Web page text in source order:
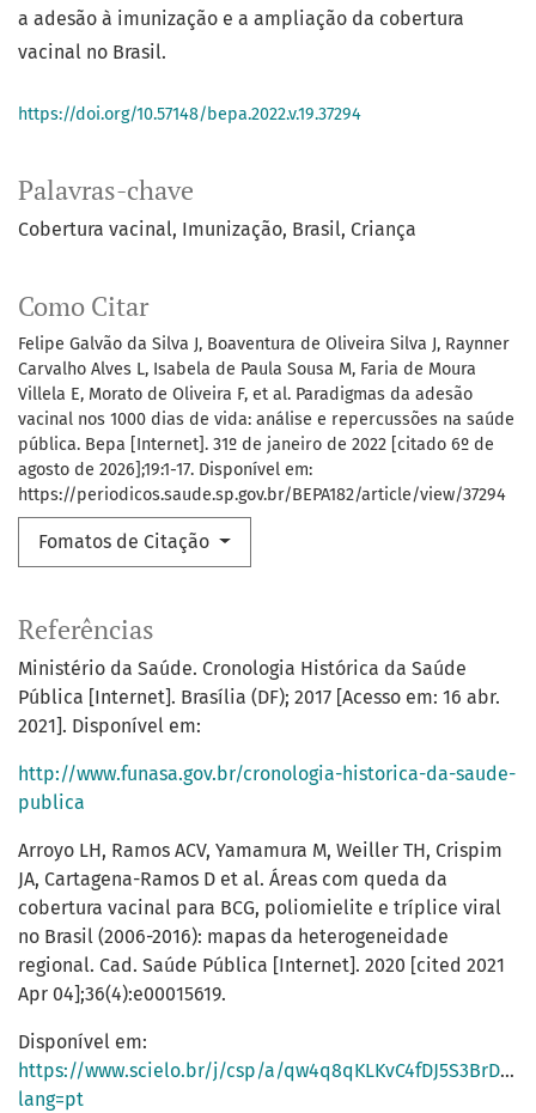
Palavras-chave
Cobertura vacinal Imunização Brasil Criança
Como Citar
Felipe Galvão da Silva J, Boaventura de Oliveira Silva J, Raynner
Carvalho Alves L, Isabela de Paula Sousa M, Faria de Moura
Villela E, Morato de Oliveira F, et al. Paradigmas da adesão
vacinal nos 1000 dias de vida: análise e repercussões na saúde
pública. Bepa [Internet]. 31º de janeiro de 2022 [citado 6º de
agosto de 2026];19:1-17. Disponível em:
https://periodicos.saude.sp.gov.br/BEPA182/article/view/37294
Fomatos de Citação
a adesão à imunização e a ampliação da cobertura
vacinal no Brasil.
https://doi.org/10.57148/bepa.2022.v.19.37294
Referências
Ministério da Saúde. Cronologia Histórica da Saúde
Pública [Internet]. Brasília (DF); 2017 [Acesso em: 16 abr.
2021]. Disponível em:
http://www.funasa.gov.br/cronologia-historica-da-saude-
publica
Arroyo LH, Ramos ACV, Yamamura M, Weiller TH, Crispim
JA, Cartagena-Ramos D et al. Áreas com queda da
cobertura vacinal para BCG, poliomielite e tríplice viral
no Brasil (2006-2016): mapas da heterogeneidade
regional. Cad. Saúde Pública [Internet]. 2020 [cited 2021
Apr 04];36(4):e00015619.
Disponível em:
https://www.scielo.br/j/csp/a/qw4q8qKLKvC4fDJ5S3BrDkJ/?
lang=pt